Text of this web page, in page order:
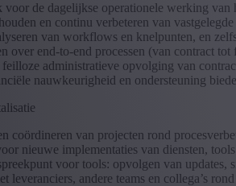
voor de dagelijkse operationele werking van
en continu verbeteren van
van workflows en knelpunten, en
over end-to-end processen (van contract
administratieve opvolging van
nauwkeurigheid en ondersteuning
coördineren van projecten rond
nieuwe implementaties van diensten,
voor tools: opvolgen van
leveranciers, andere teams en collega’s